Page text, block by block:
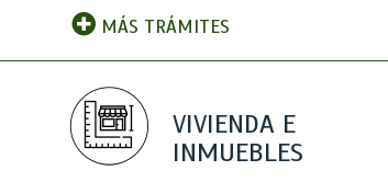
MÁS TRÁMITES
VIVIENDA E
INMUEBLES